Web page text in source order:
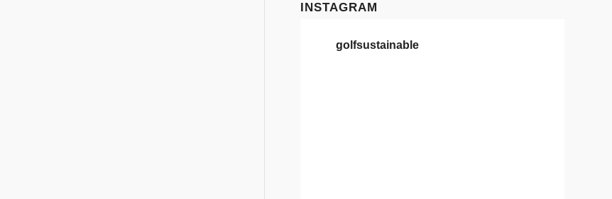
INSTAGRAM
golfsustainable